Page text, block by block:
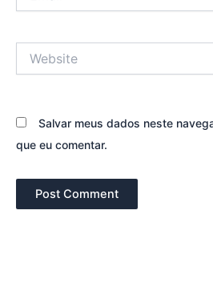
Salvar meus dados neste
que eu comentar.